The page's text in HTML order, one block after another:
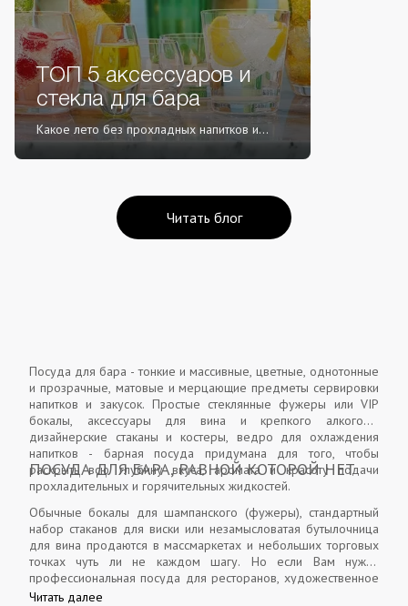
ТОП 5 аксессуаров и
стекла для бара
Какое лето без прохладных напитков и...
Читать блог
Посуда для бара - тонкие и массивные, цветные, однотонные
и прозрачные, матовые и мерцающие предметы сервировки
напитков и закусок. Простые стеклянные фужеры или VIP
бокалы, аксессуары для вина и крепкого алкоголя,
дизайнерские стаканы и костеры, ведро для охлаждения
напитков - барная посуда придумана для того, чтобы
раскрыть всю глубину вкуса, аромата и красоту подачи
прохладительных и горячительных жидкостей.
ПОСУДА ДЛЯ БАРА, РАВНОЙ КОТОРОЙ НЕТ
Обычные бокалы для шампанского (фужеры), стандартный
набор стаканов для виски или незамысловатая бутылочница
для вина продаются в массмаркетах и небольших торговых
точках чуть ли не каждом шагу. Но если Вам нужна
профессиональная посуда для ресторанов, художественное
стекло, шампанки с коустерами дизайна Карла Лагерфельда
Читать далее